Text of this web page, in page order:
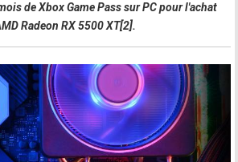
de Xbox Game Pass sur PC pour l'achat
Radeon RX 5500 XT[2].